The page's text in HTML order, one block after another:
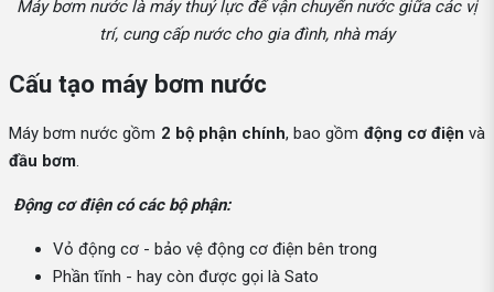
Máy bơm nước là máy thuỷ lực để vận chuyển nước giữa các vị
trí, cung cấp nước cho gia đình, nhà máy
Cấu tạo máy bơm nước
Máy bơm nước gồm 2 bộ phận chính, bao gồm động cơ điện và
đầu bơm
Động cơ điện có các bộ phận:
Vỏ động cơ - bảo vệ động cơ điện bên trong
Phần tĩnh - hay còn được gọi là Sato